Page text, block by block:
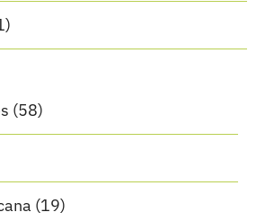
(58)
(19)